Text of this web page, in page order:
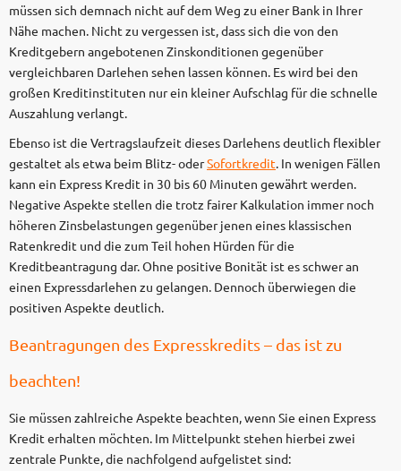
müssen sich demnach nicht auf dem Weg zu einer Bank in Ihrer
Nähe machen. Nicht zu vergessen ist, dass sich die von den
Kreditgebern angebotenen Zinskonditionen gegenüber
vergleichbaren Darlehen sehen lassen können. Es wird bei den
großen Kreditinstituten nur ein kleiner Aufschlag für die schnelle
Auszahlung verlangt.
Ebenso ist die Vertragslaufzeit dieses Darlehens deutlich flexibler
gestaltet als etwa beim Blitz- oderSofortkredit. In wenigen Fällen
kann ein Express Kredit in 30 bis 60 Minuten gewährt werden.
Negative Aspekte stellen die trotz fairer Kalkulation immer noch
höheren Zinsbelastungen gegenüber jenen eines klassischen
Ratenkredit und die zum Teil hohen Hürden für die
Kreditbeantragung dar. Ohne positive Bonität ist es schwer an
einen Expressdarlehen zu gelangen. Dennoch überwiegen die
positiven Aspekte deutlich.
Beantragungen des Expresskredits – das ist zu
beachten!
Sie müssen zahlreiche Aspekte beachten, wenn Sie einen Express
Kredit erhalten möchten. Im Mittelpunkt stehen hierbei zwei
zentrale Punkte, die nachfolgend aufgelistet sind: